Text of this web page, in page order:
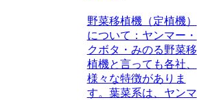
野菜移植機（定植機）
について：ヤンマー・
クボタ・みのる野菜移
植機と言っても各社、
様々な特徴がありま
す。葉菜系は、ヤンマ